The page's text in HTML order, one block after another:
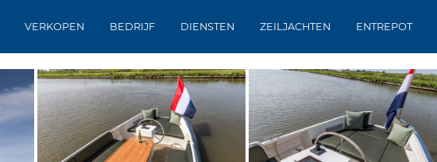
VERKOPEN BEDRIJF DIENSTEN ZEILJACHTEN ENTREPOT